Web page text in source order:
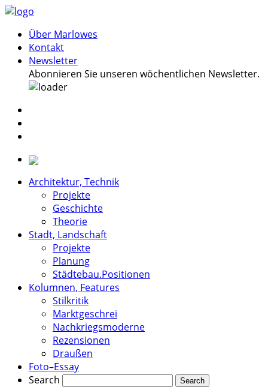
Über Marlowes
Kontakt
Newsletter
Abonnieren Sie unseren wöchentlichen Newsletter.
Architektur, Technik
Projekte
Geschichte
Theorie
Stadt, Landschaft
Projekte
Planung
Städtebau.Positionen
Kolumnen, Features
Stilkritik
Marktgeschrei
Nachkriegsmoderne
Rezensionen
Draußen
Foto–Essay
Search